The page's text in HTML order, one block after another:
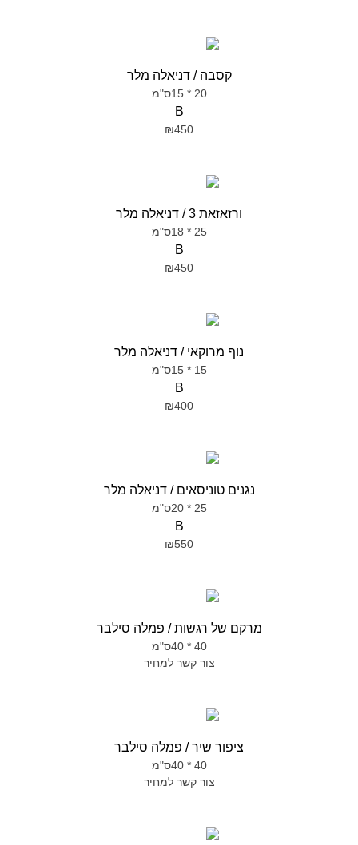
קסבה / דניאלה מלר
20 * 15ס"מ
B
₪450
ורזאזאת 3 / דניאלה מלר
25 * 18ס"מ
B
₪450
נוף מרוקאי / דניאלה מלר
15 * 15ס"מ
B
₪400
נגנים טוניסאים / דניאלה מלר
25 * 20ס"מ
B
₪550
מרקם של רגשות / פמלה סילבר
40 * 40ס"מ
צור קשר למחיר
ציפור שיר / פמלה סילבר
40 * 40ס"מ
צור קשר למחיר